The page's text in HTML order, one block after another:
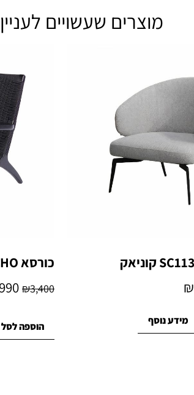
מוצרים שעשויים
₪
מידע נוסף
כורסא BOHO שחור
₪3,400
990
הוספה לסל